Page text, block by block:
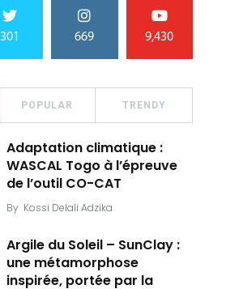
301 669 9,430
POPULAR TRENDY
Adaptation climatique :
WASCAL Togo à l’épreuve
de l’outil CO-CAT
By Kossi Delali Adzika
Argile du Soleil – SunClay :
une métamorphose
inspirée, portée par la